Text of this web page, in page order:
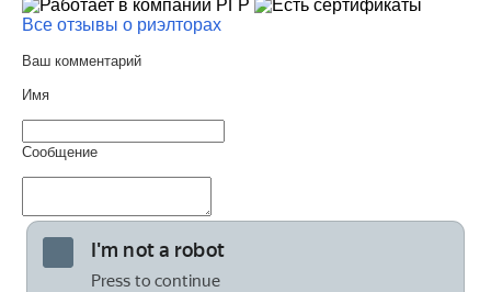
Все отзывы о риэлторах
Ваш комментарий
Имя
Сообщение